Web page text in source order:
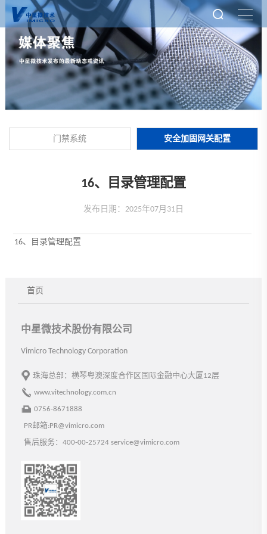
门禁系统 安全加固网关配置
16、目录管理配置
发布日期：2025年07月31日
16、目录管理配置
首页
中星微技术股份有限公司
Vimicro Technology Corporation
珠海总部：横琴粤澳深度合作区国际金融中心大厦12层
www.vitechnology.com.cn
0756-8671888
PR邮箱:PR@vimicro.com
售后服务：400-00-25724 service@vimicro.com